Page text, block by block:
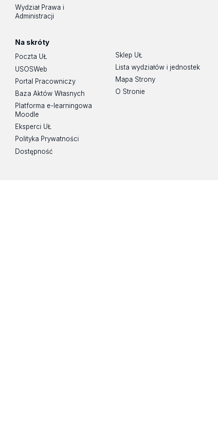
Wydział Prawa i
Administracji
Na skróty
Poczta UŁ
USOSWeb
Portal Pracowniczy
Baza Aktów Własnych
Platforma e-learningowa
Moodle
Eksperci UŁ
Polityka Prywatności
Dostępność
Sklep UŁ
Lista wydziałów i jednostek
Mapa Strony
O Stronie